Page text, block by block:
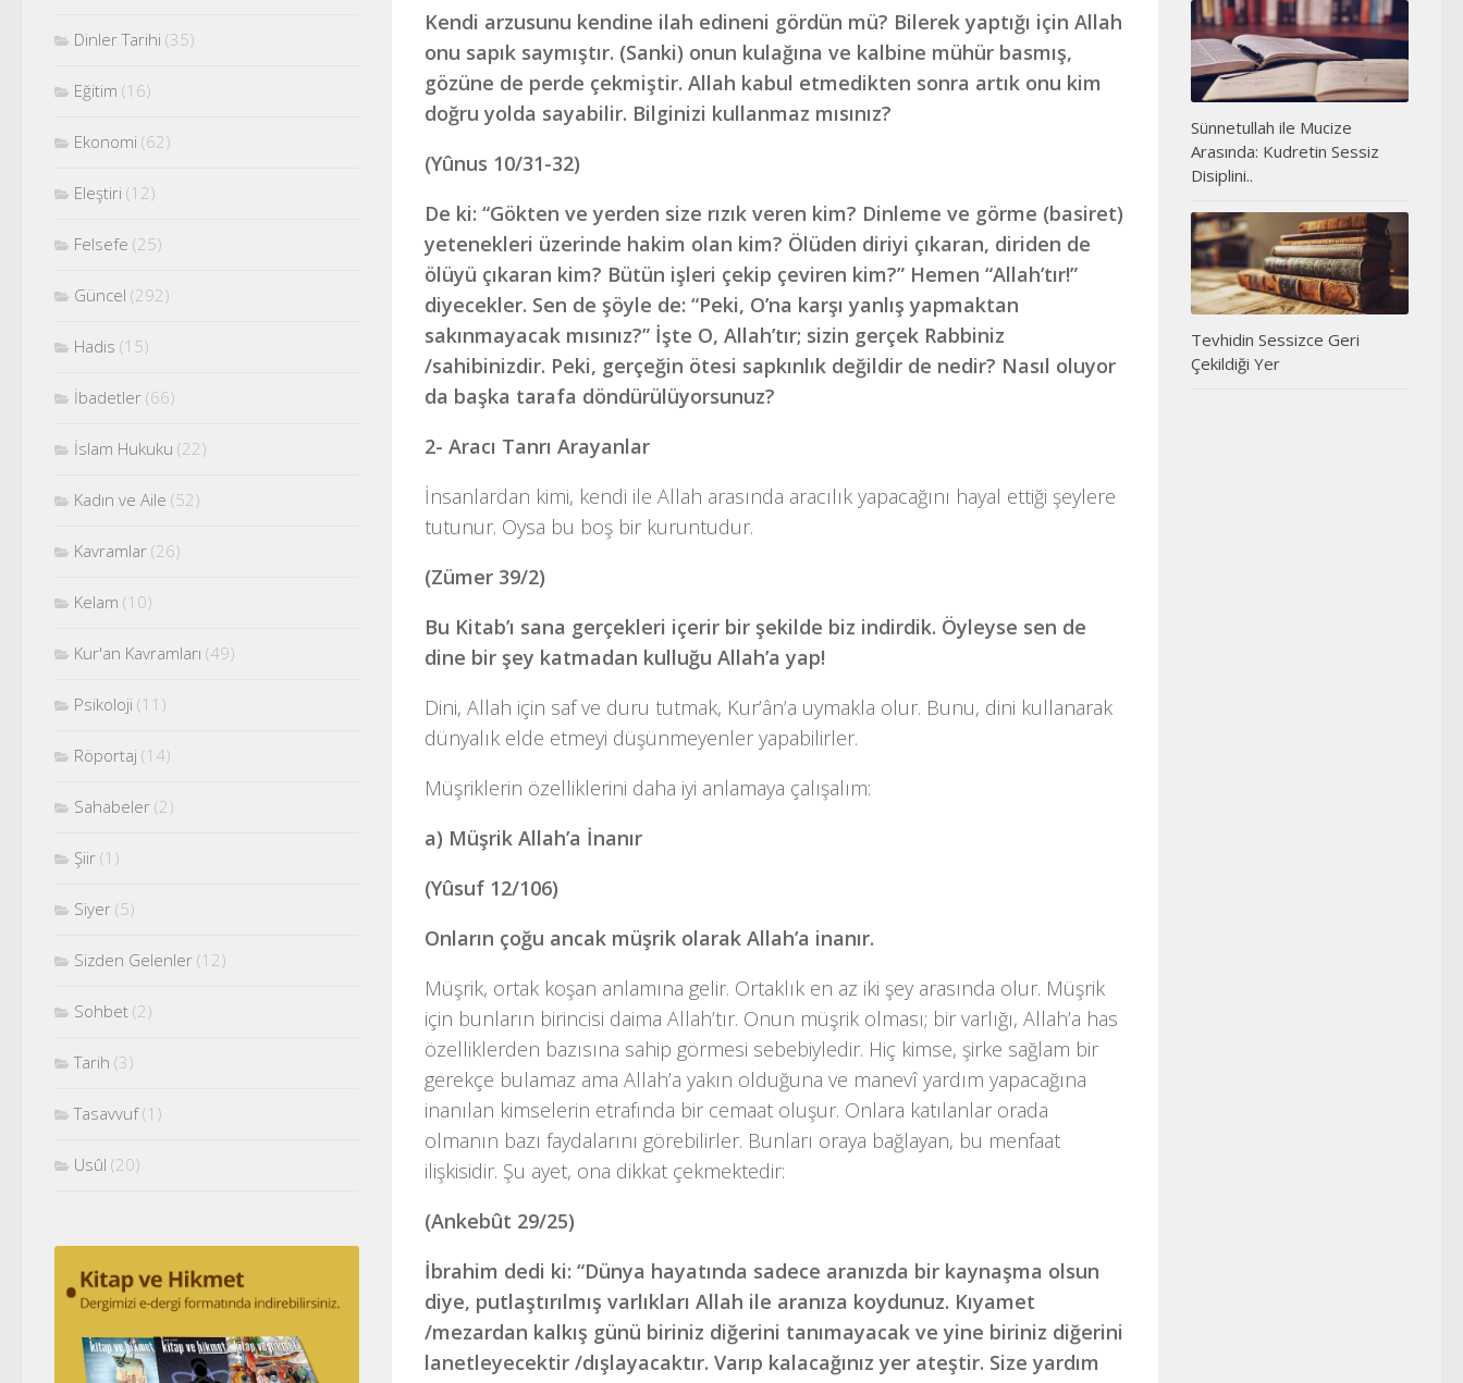
Kendi arzusunu kendine ilah edineni gördün mü? Bilerek yaptığı için Allah
onu sapık saymıştır. (Sanki) onun kulağına ve kalbine mühür basmış,
gözüne de perde çekmiştir. Allah kabul etmedikten sonra artık onu kim
doğru yolda sayabilir. Bilginizi kullanmaz mısınız?
(Yûnus 10/31-32)
De ki: “Gökten ve yerden size rızık veren kim? Dinleme ve görme (basiret)
yetenekleri üzerinde hakim olan kim? Ölüden diriyi çıkaran, diriden de
ölüyü çıkaran kim? Bütün işleri çekip çeviren kim?” Hemen “Allah’tır!”
diyecekler. Sen de şöyle de: “Peki, O’na karşı yanlış yapmaktan
sakınmayacak mısınız?” İşte O, Allah’tır; sizin gerçek Rabbiniz
/sahibinizdir. Peki, gerçeğin ötesi sapkınlık değildir de nedir? Nasıl oluyor
da başka tarafa döndürülüyorsunuz?
2- Aracı Tanrı Arayanlar
İnsanlardan kimi, kendi ile Allah arasında aracılık yapacağını hayal ettiği şeylere
tutunur. Oysa bu boş bir kuruntudur.
(Zümer 39/2)
Bu Kitab’ı sana gerçekleri içerir bir şekilde biz indirdik. Öyleyse sen de
dine bir şey katmadan kulluğu Allah’a yap!
Dini, Allah için saf ve duru tutmak, Kur’ân’a uymakla olur. Bunu, dini kullanarak
dünyalık elde etmeyi düşünmeyenler yapabilirler.
Müşriklerin özelliklerini daha iyi anlamaya çalışalım:
a) Müşrik Allah’a İnanır
(Yûsuf 12/106)
Onların çoğu ancak müşrik olarak Allah’a inanır.
Müşrik, ortak koşan anlamına gelir. Ortaklık en az iki şey arasında olur. Müşrik
için bunların birincisi daima Allah’tır. Onun müşrik olması; bir varlığı, Allah’a has
özelliklerden bazısına sahip görmesi sebebiyledir. Hiç kimse, şirke sağlam bir
gerekçe bulamaz ama Allah’a yakın olduğuna ve manevî yardım yapacağına
inanılan kimselerin etrafında bir cemaat oluşur. Onlara katılanlar orada
olmanın bazı faydalarını görebilirler. Bunları oraya bağlayan, bu menfaat
ilişkisidir. Şu ayet, ona dikkat çekmektedir:
(Ankebût 29/25)
İbrahim dedi ki: “Dünya hayatında sadece aranızda bir kaynaşma olsun
diye, putlaştırılmış varlıkları Allah ile aranıza koydunuz. Kıyamet
/mezardan kalkış günü biriniz diğerini tanımayacak ve yine biriniz diğerini
lanetleyecektir /dışlayacaktır. Varıp kalacağınız yer ateştir. Size yardım
Dinler Tarihi (35)
Eğitim (16)
Ekonomi (62)
Eleştiri (12)
Felsefe (25)
Güncel (292)
Hadis (15)
İbadetler (66)
İslam Hukuku (22)
Kadın ve Aile (52)
Kavramlar (26)
Kelam (10)
Kur'an Kavramları (49)
Psikoloji (11)
Röportaj (14)
Sahabeler (2)
Şiir (1)
Siyer (5)
Sizden Gelenler (12)
Sohbet (2)
Tarih (3)
Tasavvuf(1)
Usûl (20)
Sünnetullah ile Mucize
Arasında: Kudretin Sessiz
Disiplini..
Tevhidin Sessizce Geri
Çekildiği Yer